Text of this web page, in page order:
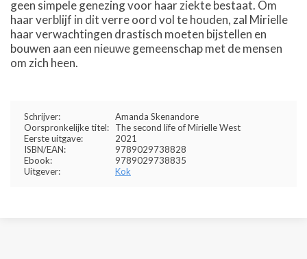
geen simpele genezing voor haar ziekte bestaat. Om
haar verblijf in dit verre oord vol te houden, zal Mirielle
haar verwachtingen drastisch moeten bijstellen en
bouwen aan een nieuwe gemeenschap met de mensen
om zich heen.
Schrijver:
Amanda Skenandore
Oorspronkelijke titel:
The second life of Mirielle West
Eerste uitgave:
2021
ISBN/EAN:
9789029738828
Ebook:
9789029738835
Uitgever:
Kok